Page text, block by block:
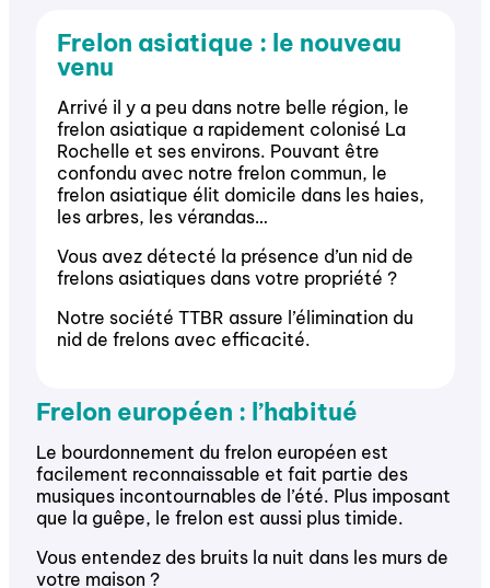
Frelon asiatique : le nouveau
venu
Arrivé il y a peu dans notre belle région, le
frelon asiatique a rapidement colonisé La
Rochelle et ses environs. Pouvant être
confondu avec notre frelon commun, le
frelon asiatique élit domicile dans les haies,
les arbres, les vérandas…
Vous avez détecté la présence d’un nid de
frelons asiatiques dans votre propriété ?
Notre société TTBR assure l’élimination du
nid de frelons avec efficacité.
Frelon européen : l’habitué
Le bourdonnement du frelon européen est
facilement reconnaissable et fait partie des
musiques incontournables de l’été. Plus imposant
que la guêpe, le frelon est aussi plus timide.
Vous entendez des bruits la nuit dans les murs de
votre maison ?